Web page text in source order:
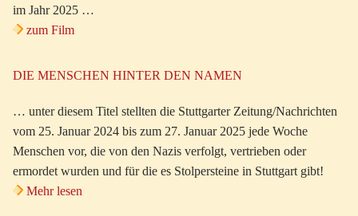
im Jahr 2025 …
zum Film
DIE MENSCHEN HINTER DEN NAMEN
… unter diesem Titel stellten die Stuttgarter Zeitung/Nachrichten
vom 25. Januar 2024 bis zum 27. Januar 2025 jede Woche
Menschen vor, die von den Nazis verfolgt, vertrieben oder
ermordet wurden und für die es Stolpersteine in Stuttgart gibt!
Mehr lesen